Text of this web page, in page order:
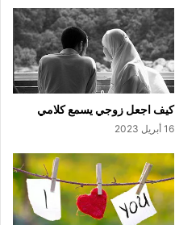
كيف اجعل زوجي يسمع كلامي
16 أبريل 2023